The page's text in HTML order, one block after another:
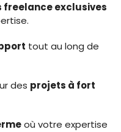
exclusives
tout au long de
des projets à fort
où votre expertise